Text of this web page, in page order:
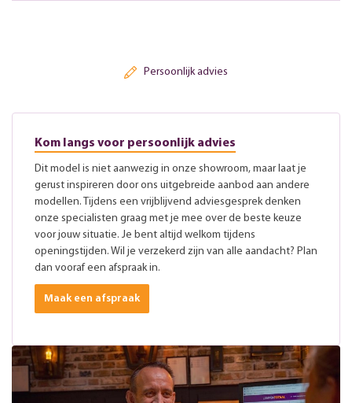
Persoonlijk advies
Kom langs voor persoonlijk advies
Dit model is niet aanwezig in onze showroom, maar laat je
gerust inspireren door ons uitgebreide aanbod aan andere
modellen. Tijdens een vrijblijvend adviesgesprek denken
onze specialisten graag met je mee over de beste keuze
voor jouw situatie. Je bent altijd welkom tijdens
openingstijden. Wil je verzekerd zijn van alle aandacht? Plan
dan vooraf een afspraak in.
Maak een afspraak